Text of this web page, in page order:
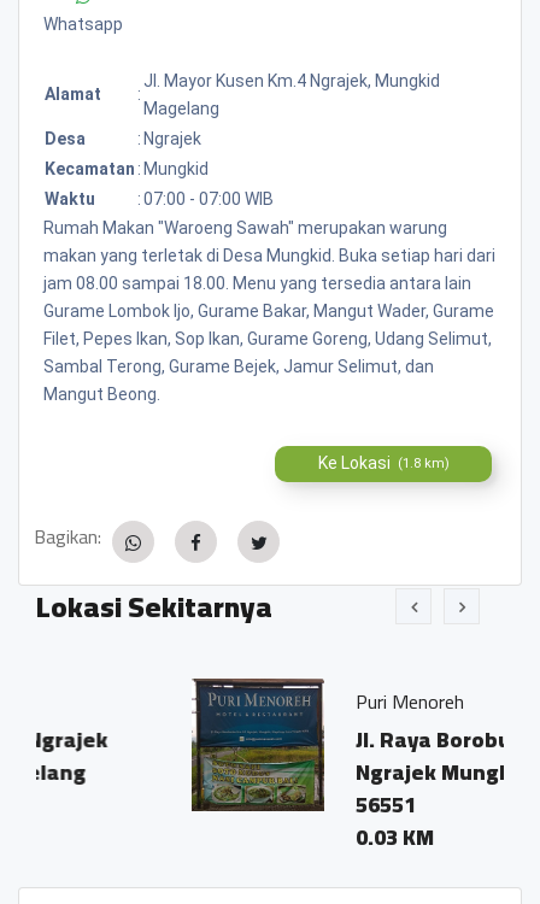
Whatsapp
Alamat :
Jl. Mayor Kusen Km.4 Ngrajek, Mungkid
Magelang
Desa
: Ngrajek
Kecamatan : Mungkid
Waktu
:07:00 - 07:00 WIB
Rumah Makan "Waroeng Sawah" merupakan warung
makan yang terletak di Desa Mungkid. Buka setiap hari dari
jam 08.00 sampai 18.00. Menu yang tersedia antara lain
Gurame Lombok Ijo, Gurame Bakar, Mangut Wader, Gurame
Filet, Pepes Ikan, Sop Ikan, Gurame Goreng, Udang Selimut,
Sambal Terong, Gurame Bejek, Jamur Selimut, dan
Mangut Beong.
Ke Lokasi (1.8 km)
Bagikan:
Lokasi Sekitarnya
Puri Menoreh
Jl. Raya Borobudur Km 5.5
Ngrajek Mungkid Magelang
56551